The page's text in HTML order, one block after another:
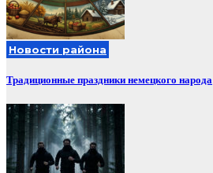
Новости района
Традиционные праздники немецкого народа